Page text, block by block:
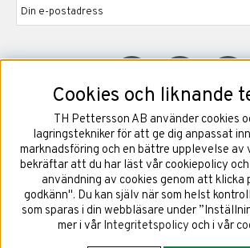
©2026Copyright TH
Cookies och liknande
TH Pettersson AB använder cookies
lagringstekniker för att ge dig anpassat
marknadsföring och en bättre upplevelse av
bekräftar att du har läst vår cookiepolicy
användning av cookies genom att klicka
godkänn". Du kan själv när som helst
som sparas i din webbläsare under
mer i vår Integritetspolicy och i vår